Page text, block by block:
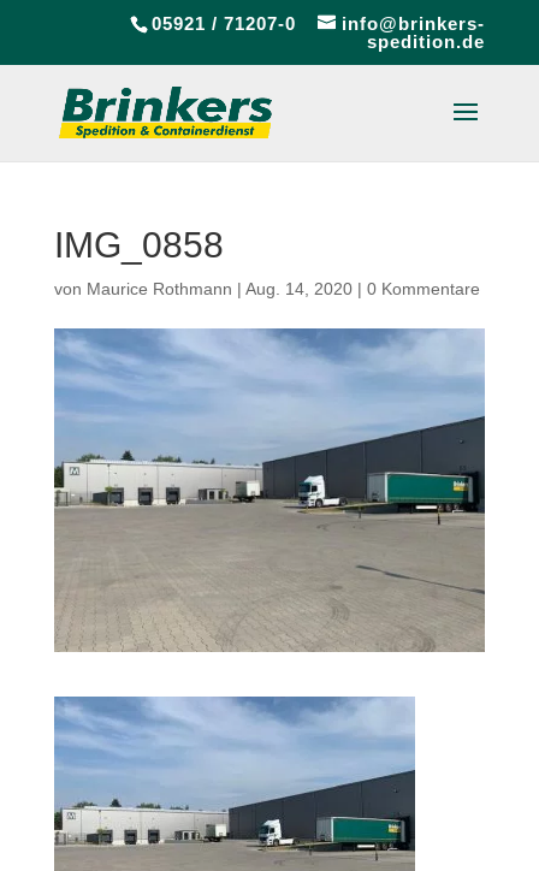
05921 / 71207-0
info@brinkers-
spedition.de
IMG_0858
von Maurice Rothmann | Aug. 14, 2020| 0 Kommentare